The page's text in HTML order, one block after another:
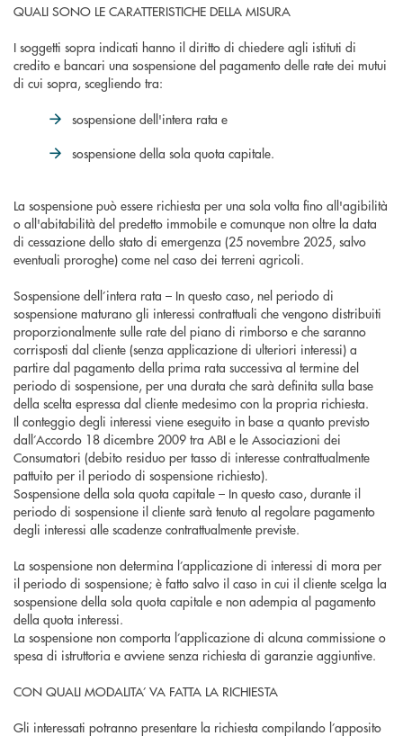
QUALI SONO LE CARATTERISTICHE DELLA MISURA
I soggetti sopra indicati hanno il diritto di chiedere agli istituti di
credito e bancari una sospensione del pagamento delle rate dei mutui
di cui sopra, scegliendo tra:
sospensione dell'intera rata e
sospensione della sola quota capitale.
La sospensione può essere richiesta per una sola volta fino all'agibilità
o all'abitabilità del predetto immobile e comunque non oltre la data
di cessazione dello stato di emergenza (25 novembre 2025, salvo
eventuali proroghe) come nel caso dei terreni agricoli.
Sospensione dell’intera rata – In questo caso, nel periodo di
sospensione maturano gli interessi contrattuali che vengono distribuiti
proporzionalmente sulle rate del piano di rimborso e che saranno
corrisposti dal cliente (senza applicazione di ulteriori interessi) a
partire dal pagamento della prima rata successiva al termine del
periodo di sospensione, per una durata che sarà definita sulla base
della scelta espressa dal cliente medesimo con la propria richiesta.
Il conteggio degli interessi viene eseguito in base a quanto previsto
dall’Accordo 18 dicembre 2009 tra ABI e le Associazioni dei
Consumatori (debito residuo per tasso di interesse contrattualmente
pattuito per il periodo di sospensione richiesto).
Sospensione della sola quota capitale – In questo caso, durante il
periodo di sospensione il cliente sarà tenuto al regolare pagamento
degli interessi alle scadenze contrattualmente previste.
La sospensione non determina l’applicazione di interessi di mora per
il periodo di sospensione; è fatto salvo il caso in cui il cliente scelga la
sospensione della sola quota capitale e non adempia al pagamento
della quota interessi.
La sospensione non comporta l’applicazione di alcuna commissione o
spesa di istruttoria e avviene senza richiesta di garanzie aggiuntive.
CON QUALI MODALITA’ VA FATTA LA RICHIESTA
Gli interessati potranno presentare la richiesta compilando l’apposito